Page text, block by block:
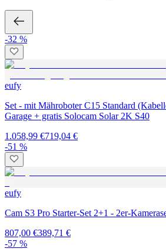
-32 %
eufy
Set - mit Mähroboter C15 Standard
Garage + gratis Solocam Solar 2K S40
1.058,99 €719,04 €
-51 %
eufy
Cam S3 Pro Starter-Set 2+1 - 2er-
807,00 €389,71 €
-57 %